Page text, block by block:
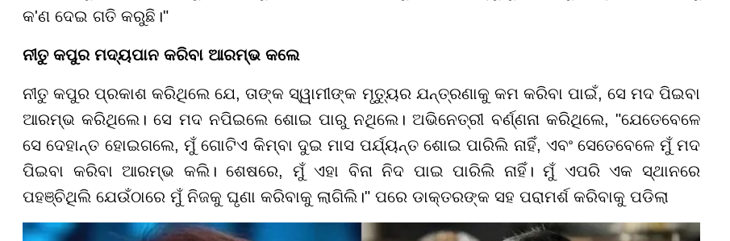
କ'ଣ ଦେଇ ଗତି କରୁଛି।"
ନୀତୁ କପୁର ମଦ୍ୟପାନ କରିବା ଆରମ୍ଭ କଲେ
ନୀତୁ କପୁର ପ୍ରକାଶ କରିଥିଲେ ଯେ, ତାଙ୍କ ସ୍ୱାମୀଙ୍କ ମୃତ୍ୟୁର ଯନ୍ତ୍ରଣାକୁ କମ କରିବା ପାଇଁ, ସେ ମଦ ପିଇବା
ଆରମ୍ଭ କରିଥିଲେ। ସେ ମଦ ନପିଇଲେ ଶୋଇ ପାରୁ ନଥିଲେ। ଅଭିନେତ୍ରୀ ବର୍ଣ୍ଣନା କରିଥିଲେ, "ଯେତେବେଳେ
ସେ ଦେହାନ୍ତ ହୋଇଗଲେ, ମୁଁ ଗୋଟିଏ କିମ୍ବା ଦୁଇ ମାସ ପର୍ଯ୍ୟନ୍ତ ଶୋଇ ପାରିଲି ନାହିଁ, ଏବଂ ସେତେବେଳେ ମୁଁ ମଦ
ପିଇବା କରିବା ଆରମ୍ଭ କଲି। ଶେଷରେ, ମୁଁ ଏହା ବିନା ନିଦ ପାଇ ପାରିଲି ନାହିଁ। ମୁଁ ଏପରି ଏକ ସ୍ଥାନରେ
ପହଞ୍ଚିଥିଲି ଯେଉଁଠାରେ ମୁଁ ନିଜକୁ ଘୃଣା କରିବାକୁ ଲାଗିଲି।" ପରେ ଡାକ୍ତରଙ୍କ ସହ ପରାମର୍ଶ କରିବାକୁ ପଡିଲା